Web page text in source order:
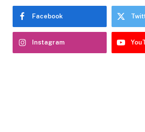
Facebook
Instagram